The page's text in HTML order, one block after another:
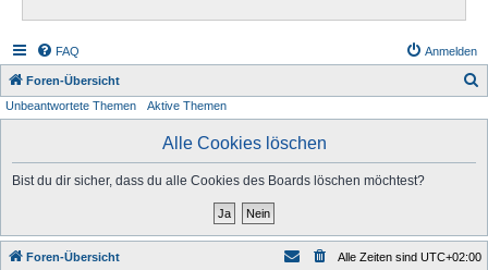
FAQ Anmelden
Foren-Übersicht
Unbeantwortete Themen Aktive Themen
Alle Cookies löschen
Bist du dir sicher, dass du alle Cookies des Boards löschen möchtest?
Foren-Übersicht Alle Zeiten sind UTC+02:00